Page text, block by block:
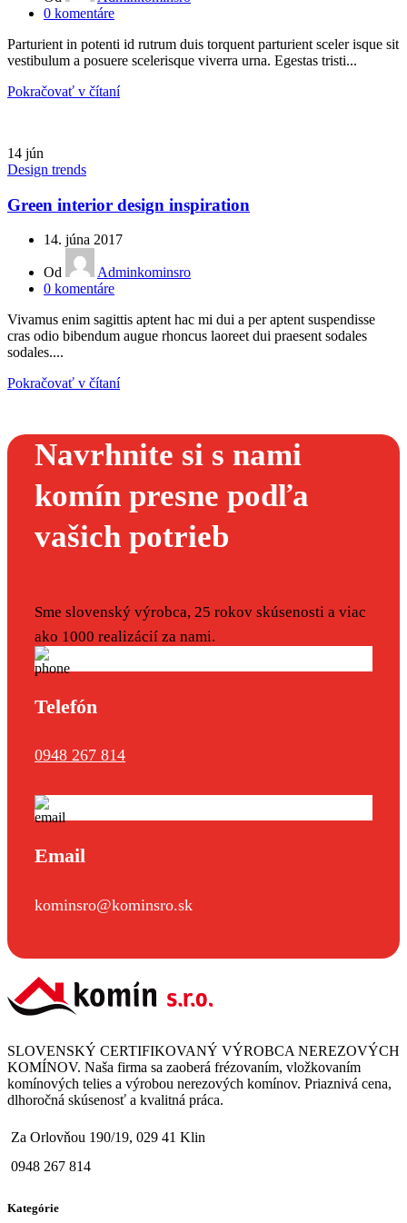
0 komentáre
Parturient in potenti id rutrum duis torquent parturient sceler isque sit
vestibulum a posuere scelerisque viverra urna. Egestas tristi...
Pokračovať v čítaní
14 jún
Design trends
Green interior design inspiration
14. júna 2017
Od
Adminkominsro
0 komentáre
Vivamus enim sagittis aptent hac mi dui a per aptent suspendisse
cras odio bibendum augue rhoncus laoreet dui praesent sodales
sodales....
Pokračovať v čítaní
Navrhnite si s nami
komín presne podľa
vašich potrieb
Sme slovenský výrobca, 25 rokov skúsenosti a viac
ako 1000 realizácií za nami.
Telefón
0948 267 814
Email
kominsro@kominsro.sk
SLOVENSKÝ CERTIFIKOVANÝ VÝROBCA NEREZOVÝCH
KOMÍNOV. Naša firma sa zaoberá frézovaním, vložkovaním
komínových telies a výrobou nerezových komínov. Priaznivá cena,
dlhoročná skúsenosť a kvalitná práca.
Za Orlovňou 190/19, 029 41 Klin
0948 267 814
Kategórie